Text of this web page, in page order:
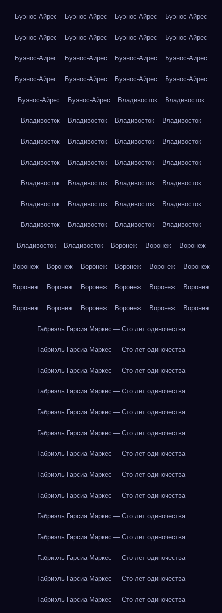
Буэнос-Айрес Буэнос-Айрес Буэнос-Айрес Буэнос-Айрес
Буэнос-Айрес Буэнос-Айрес Буэнос-Айрес Буэнос-Айрес
Буэнос-Айрес Буэнос-Айрес Буэнос-Айрес Буэнос-Айрес
Буэнос-Айрес Буэнос-Айрес Буэнос-Айрес Буэнос-Айрес
Буэнос-Айрес Буэнос-Айрес Владивосток Владивосток
Владивосток Владивосток Владивосток Владивосток
Владивосток Владивосток Владивосток Владивосток
Владивосток Владивосток Владивосток Владивосток
Владивосток Владивосток Владивосток Владивосток
Владивосток Владивосток Владивосток Владивосток
Владивосток Владивосток Владивосток Владивосток
Владивосток Владивосток Воронеж Воронеж Воронеж
Воронеж Воронеж Воронеж Воронеж Воронеж Воронеж
Воронеж Воронеж Воронеж Воронеж Воронеж Воронеж
Воронеж Воронеж Воронеж Воронеж Воронеж Воронеж
Габриэль Гарсиа Маркес — Сто лет одиночества
Габриэль Гарсиа Маркес — Сто лет одиночества
Габриэль Гарсиа Маркес — Сто лет одиночества
Габриэль Гарсиа Маркес — Сто лет одиночества
Габриэль Гарсиа Маркес — Сто лет одиночества
Габриэль Гарсиа Маркес — Сто лет одиночества
Габриэль Гарсиа Маркес — Сто лет одиночества
Габриэль Гарсиа Маркес — Сто лет одиночества
Габриэль Гарсиа Маркес — Сто лет одиночества
Габриэль Гарсиа Маркес — Сто лет одиночества
Габриэль Гарсиа Маркес — Сто лет одиночества
Габриэль Гарсиа Маркес — Сто лет одиночества
Габриэль Гарсиа Маркес — Сто лет одиночества
Габриэль Гарсиа Маркес — Сто лет одиночества